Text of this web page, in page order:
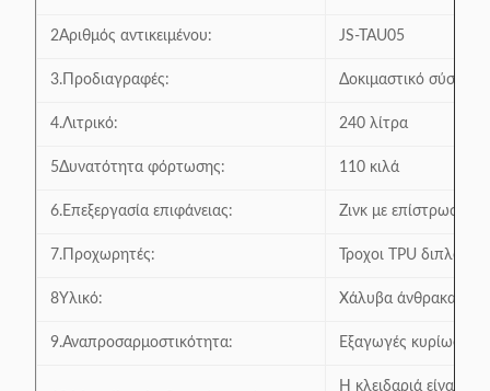
2Αριθμός αντικειμένου: JS-TAU05
3.Προδιαγραφές: Δοκιμαστικό σύστημα
4.Λιτρικό: 240 λίτρα
5Δυνατότητα φόρτωσης: 110 κιλά
6.Επεξεργασία επιφάνειας: Ζινκ με επίστρωση
7.Προχωρητές: Τροχοι TPU διπλού
8Υλικό: Χάλυβα άνθρακα
9.Αναπροσαρμοστικότητα: Εξαγωγές κυρίως σε
Η κλειδαριά είναι